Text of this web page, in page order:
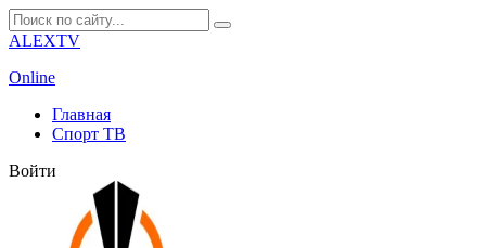
ALEXTV
Online
Главная
Спорт ТВ
Войти